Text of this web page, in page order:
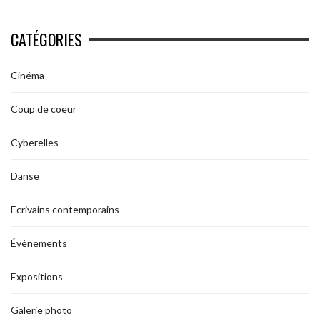
CATÉGORIES
Cinéma
Coup de coeur
Cyberelles
Danse
Ecrivains contemporains
Évènements
Expositions
Galerie photo